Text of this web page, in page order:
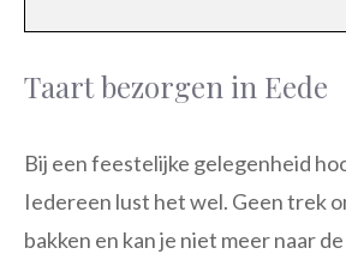
Taart bezorgen in Eede
Bij een feestelijke gelegenheid
Iedereen lust het wel. Geen trek
bakken en kan je niet meer naar